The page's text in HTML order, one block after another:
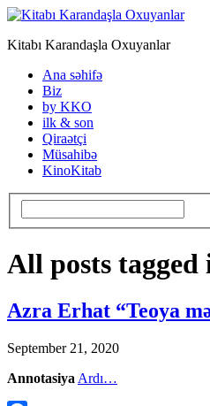
Kitabı Karandaşla Oxuyanlar
Ana səhifə
Biz
by KKO
ilk & son
Qiraətçi
Müsahibə
KinoKitab
All posts tagged
Azra Erhat “Teoya
September 21, 2020
Annotasiya Ardı…